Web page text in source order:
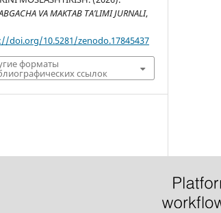
VA MAKTAB TA’LIMI JURNALI,
doi.org/10.5281/zenodo.17845437
форматы
ссылок